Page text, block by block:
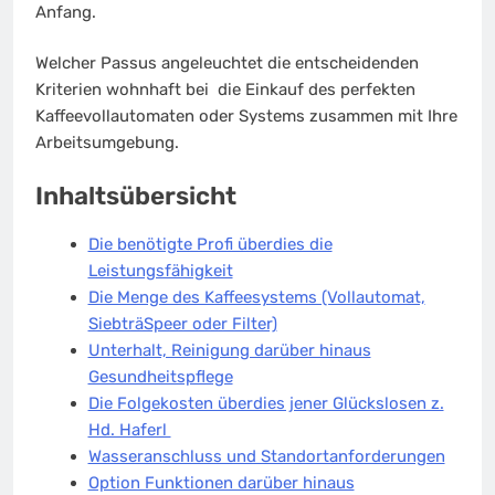
Anfang.
Welcher Passus angeleuchtet die entscheidenden
Kriterien wohnhaft bei die Einkauf des perfekten
Kaffeevollautomaten oder Systems zusammen mit Ihre
Arbeitsumgebung.
Inhaltsübersicht
Die benötigte Profi überdies die
Leistungsfähigkeit
Die Menge des Kaffeesystems (Vollautomat,
SiebträSpeer oder Filter)
Unterhalt, Reinigung darüber hinaus
Gesundheitspflege
Die Folgekosten überdies jener Glückslosen z.
Hd. Haferl
Wasseranschluss und Standortanforderungen
Option Funktionen darüber hinaus